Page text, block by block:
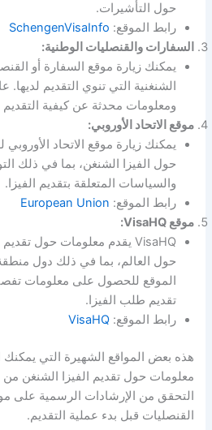
حول التأشيرات.
رابط الموقع: SchengenVisaInfo
السفارات والقنصليات الوطنية:
يمكنك زيارة موقع السفارة أو
الشنغنية التي تنوي التقديم لديها.
ومعلومات محدثة عن كيفية
موقع الاتحاد الأوروبي:
يمكنك زيارة موقع الاتحاد
حول الفيزا الشنغن، بما في ذلك
والسياسات المتعلقة بتقديم الفيزا.
رابط الموقع: European Union
موقع VisaHQ:
حول العالم، بما في ذلك دول
الموقع للحصول على معلومات
تقديم طلب الفيزا.
رابط الموقع:VisaHQ
هذه بعض المواقع الشهيرة التي
معلومات حول تقديم الفيزا الشنغن من
التحقق من الإرشادات الرسمية على
القنصليات قبل بدء عملية التقديم.